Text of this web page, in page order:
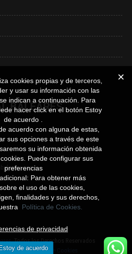
BALEARES
Todos los Derechos Reservados
|Política de Cookies
cookies propias y de terceros,
y usar su información con las
indican a continuación. Para
hacer click en el botón Estoy
de acuerdo .
acuerdo con alguna de estas,
sus opciones a través de este
su información obtenida
Puede configurar sus
preferencias
Para obtener más
el uso de las cookies,
finalidades y sus derechos,
Política de Cookies.
de privacidad
Estoy de acuerdo